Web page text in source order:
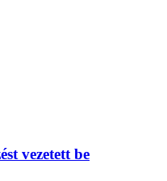
vezetett be